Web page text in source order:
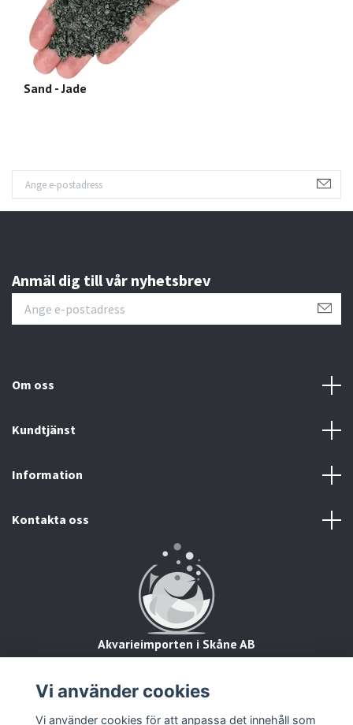
Sand - Jade
Anmäl dig till vår nyhetsbrev
Om oss
Kundtjänst
Information
Kontakta oss
Akvarieimporten i Skåne AB
28234 Tyringe
Org.nr: 559093-8832
Vi använder cookies
Vi använder cookies för att anpassa det innehåll som